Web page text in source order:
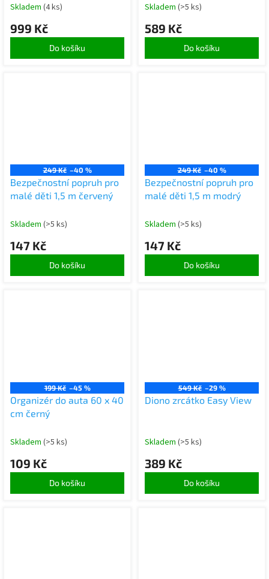
Skladem (4 ks)
999 Kč
Do košíku
Skladem (>5 ks)
589 Kč
Do košíku
249 Kč –40 %
Bezpečnostní popruh pro
malé děti 1,5 m červený
Skladem (>5 ks)
147 Kč
Do košíku
249 Kč –40 %
Bezpečnostní popruh pro
malé děti 1,5 m modrý
Skladem (>5 ks)
147 Kč
Do košíku
199 Kč –45 %
Organizér do auta 60 x 40
cm černý
Skladem (>5 ks)
109 Kč
Do košíku
549 Kč –29 %
Diono zrcátko Easy View
Skladem (>5 ks)
389 Kč
Do košíku